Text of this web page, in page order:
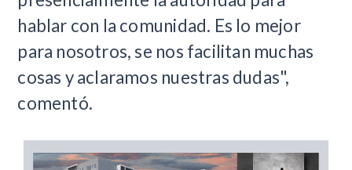
hablar con la comunidad. Es lo mejor
para nosotros, se nos facilitan muchas
cosas y aclaramos nuestras dudas",
comentó.